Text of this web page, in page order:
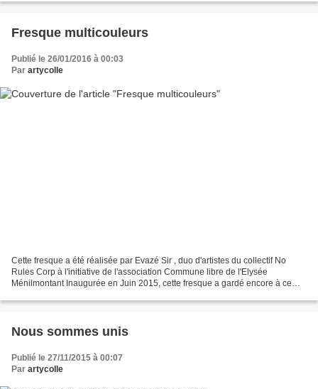
Fresque multicouleurs
Publié le 26/01/2016 à 00:03
Par artycolle
Cette fresque a été réalisée par Evazé Sir , duo d'artistes du collectif No
Rules Corp à l'initiative de l'association Commune libre de l'Elysée
Ménilmontant Inaugurée en Juin 2015, cette fresque a gardé encore à ce
Nous sommes unis
Publié le 27/11/2015 à 00:07
Par artycolle